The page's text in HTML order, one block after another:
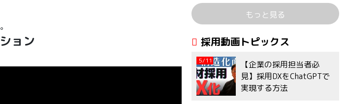
ョン
もっと見る
採用動画トピックス
5/11
【企業の採用担当者必
見】採用DXをChatGPTで
実現する方法